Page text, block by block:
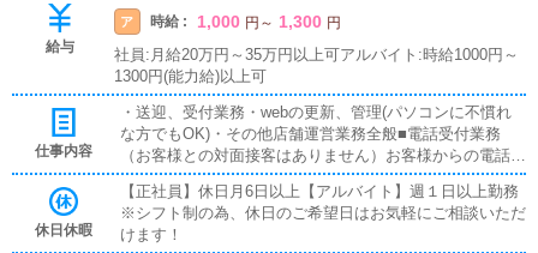
給与
ア 時給 : 1,000 円 ～ 1,300 円
社員:月給20万円～35万円以上可アルバイト:時給1000円～
1300円(能力給)以上可
仕事内容
・送迎、受付業務・webの更新、管理(パソコンに不慣れ
な方でもOK)・その他店舗運営業務全般■電話受付業務
（お客様との対面接客はありません）お客様からの電話の
お問合せ対応を行っていただきます。予約の受付や空き状
況の確認・説明をお願いします。予約の確定後はキャスト
やドライバーに通達します。簡単なマニュアルや先輩スタ
ッフに気軽に聞ける環境ですので、未経験でも安心して働
休日休暇
【正社員】休日月6日以上【アルバイト】週１日以上勤務
※シフト制の為、休日のご希望日はお気軽にご相談いただ
けます！